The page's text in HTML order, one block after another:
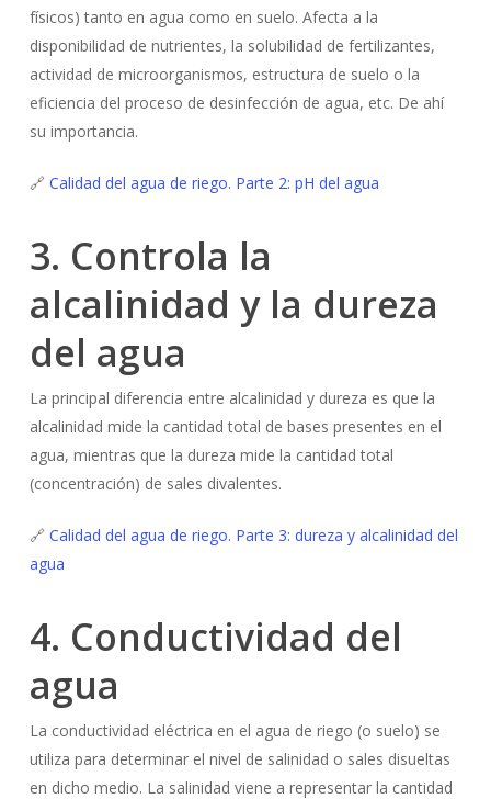
físicos) tanto en agua como en suelo. Afecta a la
disponibilidad de nutrientes, la solubilidad de fertilizantes,
actividad de microorganismos, estructura de suelo o la
eficiencia del proceso de desinfección de agua, etc. De ahí
su importancia.
🔗 Calidad del agua de riego. Parte 2: pH del agua
3. Controla la
alcalinidad y la dureza
del agua
La principal diferencia entre alcalinidad y dureza es que la
alcalinidad mide la cantidad total de bases presentes en el
agua, mientras que la dureza mide la cantidad total
(concentración) de sales divalentes.
🔗 Calidad del agua de riego. Parte 3: dureza y alcalinidad del
agua
4. Conductividad del
agua
La conductividad eléctrica en el agua de riego (o suelo) se
utiliza para determinar el nivel de salinidad o sales disueltas
en dicho medio. La salinidad viene a representar la cantidad